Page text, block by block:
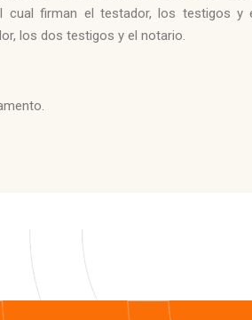
firman el testador, los testigos y
los dos testigos y el notario.